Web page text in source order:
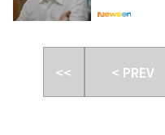
<< < PREV